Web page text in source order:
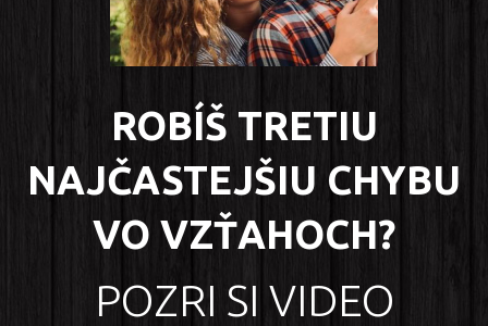
ROBÍŠ TRETIU
NAJČASTEJŠIU CHYBU
VO VZŤAHOCH?
POZRI SI VIDEO